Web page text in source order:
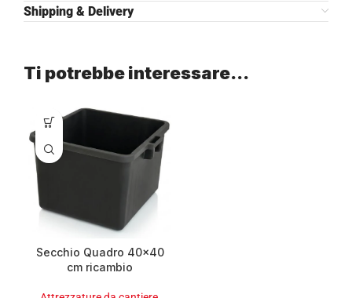
Shipping & Delivery
Ti potrebbe interessare…
Secchio Quadro 40×40
cm ricambio